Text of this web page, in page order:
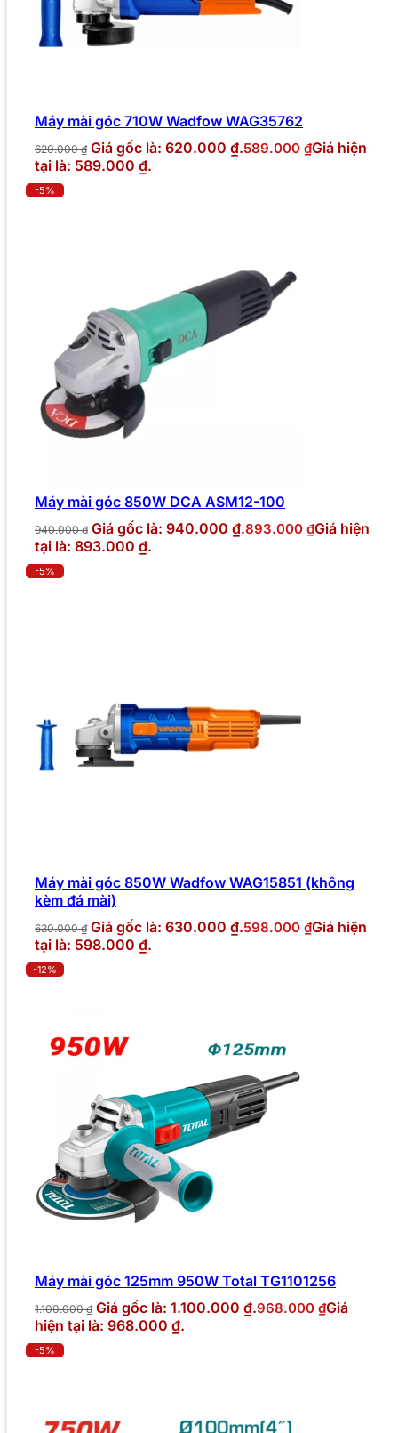
Máy mài góc 710W Wadfow WAG35762
620.000₫ Giá gốc là: 620.000 ₫.589.000 ₫Giá hiện
tại là: 589.000 ₫.
-5%
Máy mài góc 850W DCA ASM12-100
940.000₫ Giá gốc là: 940.000 ₫.893.000 ₫Giá hiện
tại là: 893.000 ₫.
-5%
Máy mài góc 850W Wadfow WAG15851 (không
kèm đá mài)
630.000₫ Giá gốc là: 630.000 ₫.598.000 ₫Giá hiện
tại là: 598.000 ₫.
-12%
Máy mài góc 125mm 950W Total TG1101256
1.100.000₫ Giá gốc là: 1.100.000 ₫.968.000 ₫Giá
hiện tại là: 968.000 ₫.
-5%